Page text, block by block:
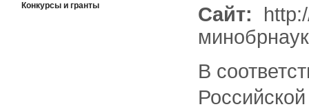
Конкурсы и гранты
Сайт:
В